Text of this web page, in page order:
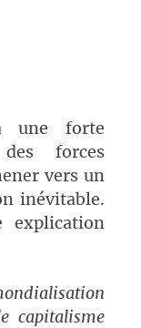
une forte
forces
vers un
inévitable.
explication
capitalisme